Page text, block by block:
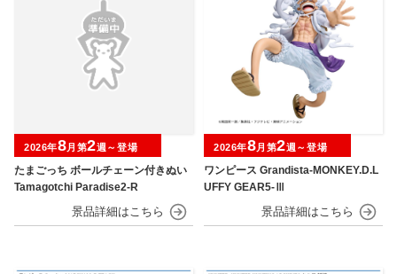
たまごっち ボールチェーン付きぬい
Tamagotchi Paradise2-R
2026年8月第2週～登場
ワンピース Grandista-MONKEY.D.L
UFFY GEAR5-Ⅲ
2026年8月第2週～登場